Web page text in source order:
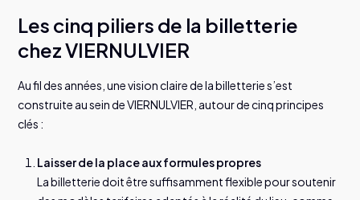
Les cinq piliers de la billetterie
chez VIERNULVIER
Au fil des années, une vision claire de la billetterie s’est
construite au sein de VIERNULVIER, autour de cinq principes
clés :
Laisser de la place aux formules propres
La billetterie doit être suffisamment flexible pour soutenir